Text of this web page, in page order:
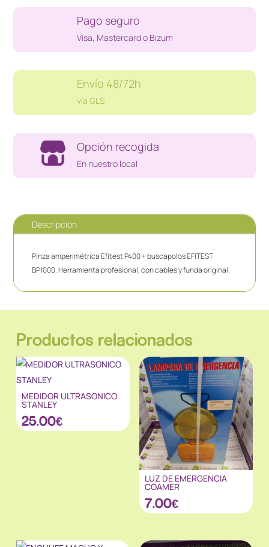
P400+
cantidad
Pago seguro
Visa, Mastercard o Bizum
Envío 48/72h
vía GLS
Opción recogida
En nuestro local
Descripción
Pinza amperimétrica Efitest P400 + buscapolos EFITEST
BP1000. Herramienta profesional, con cables y funda original.
Productos relacionados
MEDIDOR ULTRASONICO
STANLEY
25.00€
LUZ DE EMERGENCIA
COAMER
7.00€